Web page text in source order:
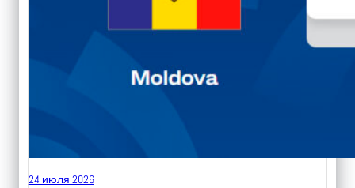
24 июля 2026